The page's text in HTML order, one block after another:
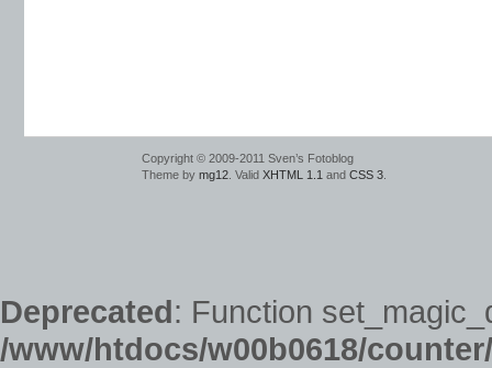
Copyright © 2009-2011 Sven’s Fotoblog
Theme by mg12 . Valid XHTML 1.1 and CSS 3
Deprecated: Function
/www/htdocs/w00b0618/